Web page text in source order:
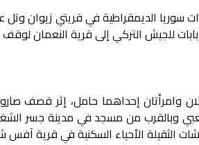
الديمقراطية في قريتي زيوان وتل
للجيش التركي إلى قرية النعمان
طفلان وامرأتان إحداهما حامل، إثر
وبالقرب من مسجد في مدينة جسر
الثقيلة الأحياء السكنية في قرية آفس